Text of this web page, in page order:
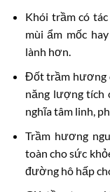
Khói trầm có
mùi ẩm mốc
lành hơn.
Đốt trầm hương
năng lượng tích
nghĩa tâm linh,
Trầm hương
toàn cho sức
đường hô hấp